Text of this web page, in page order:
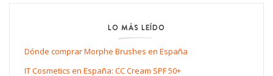
LO MÁS LEÍDO
Dónde comprar Morphe Brushes en España
IT Cosmetics en España: CC Cream SPF 50+